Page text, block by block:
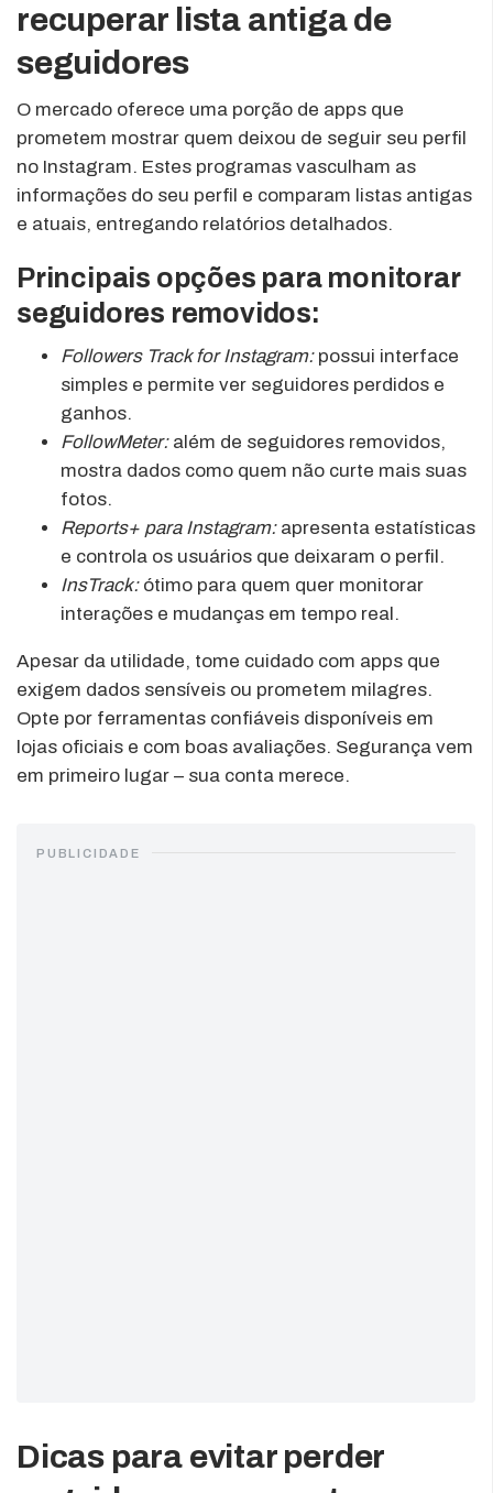
recuperar lista antiga de
seguidores
O mercado oferece uma porção de apps que
prometem mostrar quem deixou de seguir seu perfil
no Instagram. Estes programas vasculham as
informações do seu perfil e comparam listas antigas
e atuais, entregando relatórios detalhados.
Principais opções para monitorar
seguidores removidos:
Followers Track for Instagram:possui interface
simples e permite ver seguidores perdidos e
ganhos.
FollowMeter:além de seguidores removidos,
mostra dados como quem não curte mais suas
fotos.
Reports+ para Instagram:apresenta estatísticas
e controla os usuários que deixaram o perfil.
InsTrack:ótimo para quem quer monitorar
interações e mudanças em tempo real.
Apesar da utilidade, tome cuidado com apps que
exigem dados sensíveis ou prometem milagres.
Opte por ferramentas confiáveis disponíveis em
lojas oficiais e com boas avaliações. Segurança vem
em primeiro lugar – sua conta merece.
PUBLICIDADE
Dicas para evitar perder